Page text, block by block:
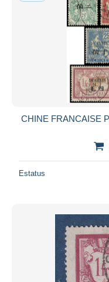
CHINE FRANCAISE
Estatus